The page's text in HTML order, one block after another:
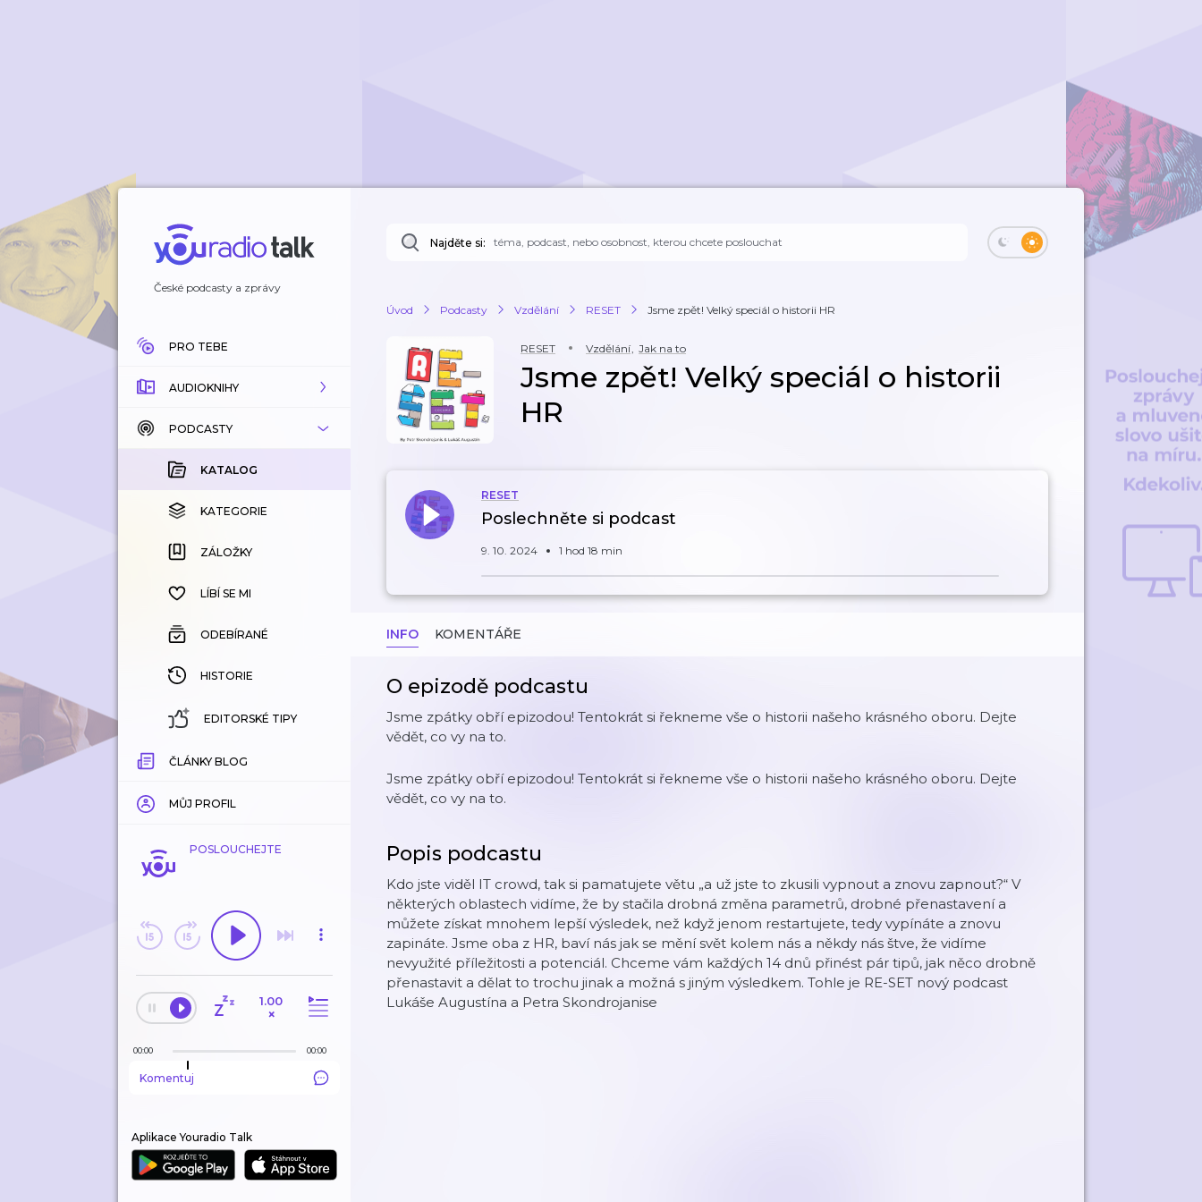
České podcasty a zprávy
PRO TEBE
AUDIOKNIHY
KATALOG
KOUPENÉ
KATEGORIE
ZÁLOŽKY
HISTORIE
PODCASTY
KATALOG
KATEGORIE
ZÁLOŽKY
LÍBÍ SE MI
ODEBÍRANÉ
HISTORIE
EDITORSKÉ TIPY
ČLÁNKY BLOG
MŮJ PROFIL
POSLOUCHEJTE
1.00
×
00:00 00:00
Komentuj
Aplikace Youradio Talk
Najděte si:
Úvod Podcasty Vzdělání RESET Jsme zpět! Velký speciál o historii HR
RESET Vzdělání, Jak na to
Jsme zpět! Velký speciál o historii
HR
RESET
Poslechněte si podcast
9. 10. 2024 1 hod 18 min
INFO KOMENTÁŘE
O epizodě podcastu
Jsme zpátky obří epizodou! Tentokrát si řekneme vše o historii našeho krásného oboru. Dejte
vědět, co vy na to.
Jsme zpátky obří epizodou! Tentokrát si řekneme vše o historii našeho krásného oboru. Dejte
vědět, co vy na to.
Popis podcastu
Kdo jste viděl IT crowd, tak si pamatujete větu „a už jste to zkusili vypnout a znovu zapnout?“ V
některých oblastech vidíme, že by stačila drobná změna parametrů, drobné přenastavení a
můžete získat mnohem lepší výsledek, než když jenom restartujete, tedy vypínáte a znovu
zapináte. Jsme oba z HR, baví nás jak se mění svět kolem nás a někdy nás štve, že vidíme
nevyužité příležitosti a potenciál. Chceme vám každých 14 dnů přinést pár tipů, jak něco drobně
přenastavit a dělat to trochu jinak a možná s jiným výsledkem. Tohle je RE-SET nový podcast
Lukáše Augustína a Petra Skondrojanise